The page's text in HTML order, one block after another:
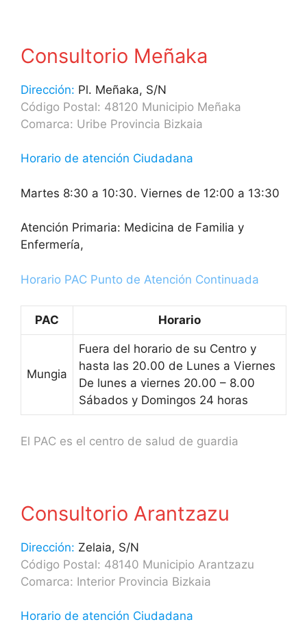
Consultorio Meñaka
Dirección: Pl. Meñaka, S/N
Código Postal: 48120 Municipio Meñaka
Comarca: Uribe Provincia Bizkaia
Horario de atención Ciudadana
Martes 8:30 a 10:30. Viernes de 12:00 a 13:30
Atención Primaria: Medicina de Familia y
Enfermería,
Horario PAC Punto de Atención Continuada
PAC Horario
Mungia
Fuera del horario de su Centro y
hasta las 20.00 de Lunes a Viernes
De lunes a viernes 20.00 – 8.00
Sábados y Domingos 24 horas
El PAC es el centro de salud de guardia
Consultorio Arantzazu
Dirección: Zelaia, S/N
Código Postal: 48140 Municipio Arantzazu
Comarca: Interior Provincia Bizkaia
Horario de atención Ciudadana